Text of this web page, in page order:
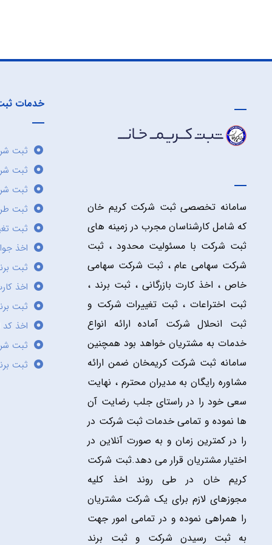
سامانه تخصصی ثبت شرکت کریم خان
که شامل کارشناسان مجرب در زمینه های
ثبت شرکت با مسئولیت محدود ، ثبت
شرکت سهامی عام ، ثبت شرکت سهامی
خاص ، اخذ کارت بازرگانی ، ثبت برند ،
ثبت اختراعات ، ثبت تغییرات شرکت و
ثبت انحلال شرکت آماده ارائه انواع
خدمات به مشتریان خواهد بود همچنین
سامانه ثبت شرکت کریمخان ضمن ارائه
مشاوره رایگان به مدیران محترم ، نهایت
سعی خود را در راستای جلب رضایت آن
ها نموده و تمامی خدمات ثبت شرکت در
را در کمترین زمان و به صورت آنلاین در
اختیار مشتریان قرار می دهد.ثبت شرکت
کریم خان در طی روند اخذ کلیه
مجوزهای لازم برای یک شرکت مشتریان
را همراهی نموده و در تمامی امور جهت
به ثبت رسیدن شرکت و ثبت برند
خدمات
ثبت
ثبت
ثبت
ثبت
ثبت
اخذ
ثبت
اخذ
ثبت
اخذ کد
ثبت
ثبت